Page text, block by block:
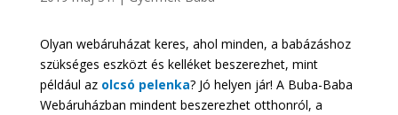
Olyan webáruházat keres, ahol minden, a babázáshoz
szükséges eszközt és kelléket beszerezhet, mint
például az olcsó pelenka? Jó helyen jár! A Buba-Baba
Webáruházban mindent beszerezhet otthonról, a